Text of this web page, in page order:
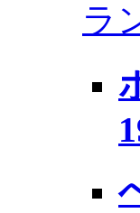
ラ